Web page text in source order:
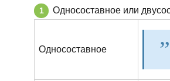
Односоставное или
Односоставное